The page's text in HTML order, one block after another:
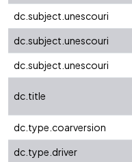
dc.subject.unescouri
dc.subject.unescouri
dc.subject.unescouri
dc.title
dc.type.coarversion
dc.type.driver